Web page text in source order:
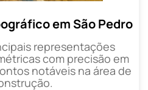
em São Pedro
representações
com precisão em
notáveis na área de